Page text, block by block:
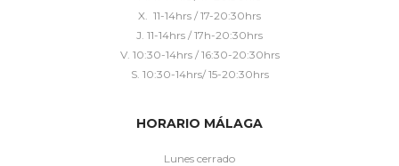
X. 11-14hrs / 17-20:30hrs
J. 11-14hrs / 17h-20:30hrs
V. 10:30-14hrs / 16:30-20:30hrs
S. 10:30-14hrs/ 15-20:30hrs
HORARIO MÁLAGA
Lunes cerrado